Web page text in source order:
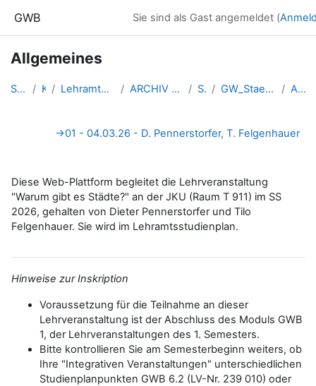
GWB Sie sind als Gast angemeldet (
Allgemeines
Startseite Kurse Lehramtsausbildung GW im Clust... ARCHIV - Lehrveranstaltungen a... SS 2026 GW_Staedte_Pennerstorfer_Felge... Allgemeines
Abschnittsübersicht
→01 - 04.03.26 - D. Pennerstorfer, T. Felgenhauer
Diese Web-Plattform begleitet die Lehrveranstaltung
"Warum gibt es Städte?" an der JKU (Raum T 911) im SS
2026, gehalten von Dieter Pennerstorfer und Tilo
Felgenhauer. Sie wird im Lehramtsstudienplan.
Hinweise zur Inskription
Voraussetzung für die Teilnahme an dieser
Lehrveranstaltung ist der Abschluss des Moduls GWB
1, der Lehrveranstaltungen des 1. Semesters.
Bitte kontrollieren Sie am Semesterbeginn weiters, ob
Ihre "Integrativen Veranstaltungen" unterschiedlichen
Studienplanpunkten GWB 6.2 (LV-Nr. 239 010) oder